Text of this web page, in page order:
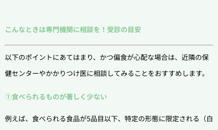
こんなときは専門機関に相談を！受診の目安
以下のポイントにあてはまり、かつ偏食が心配な場合は、近隣の保
健センターやかかりつけ医に相談してみることをおすすめします。
①食べられるものが著しく少ない
例えば、食べられる食品が5品目以下、特定の形態に限定される（白